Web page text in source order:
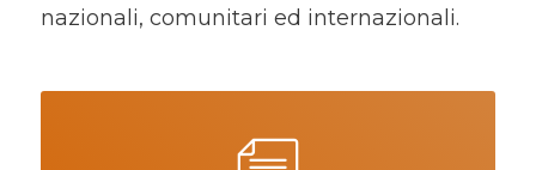
nazionali, comunitari ed internazionali.